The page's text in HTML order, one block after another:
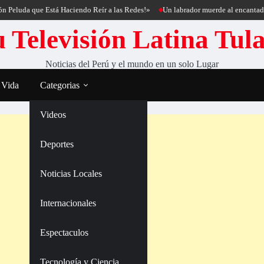
Está Haciendo Reír a las Redes!» Un labrador muerde al encantador de
Televisión Latina
Noticias del Perú y el mundo en un solo Lugar
Categorias
Videos
Deportes
Noticias Locales
Internacionales
Espectaculos
Tecnología y Ciencia